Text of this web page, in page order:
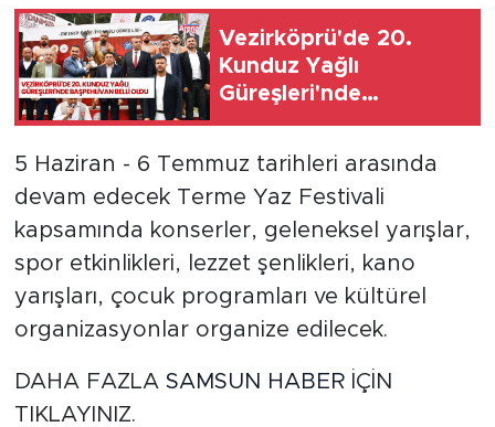
Vezirköprü'de 20.
Kunduz Yağlı
Güreşleri'nde
başpehlivan belli oldu
5 Haziran - 6 Temmuz tarihleri arasında
devam edecek Terme Yaz Festivali
kapsamında konserler, geleneksel yarışlar,
spor etkinlikleri, lezzet şenlikleri, kano
yarışları, çocuk programları ve kültürel
organizasyonlar organize edilecek.
DAHA FAZLA SAMSUN HABERİÇİN
TIKLAYINIZ.